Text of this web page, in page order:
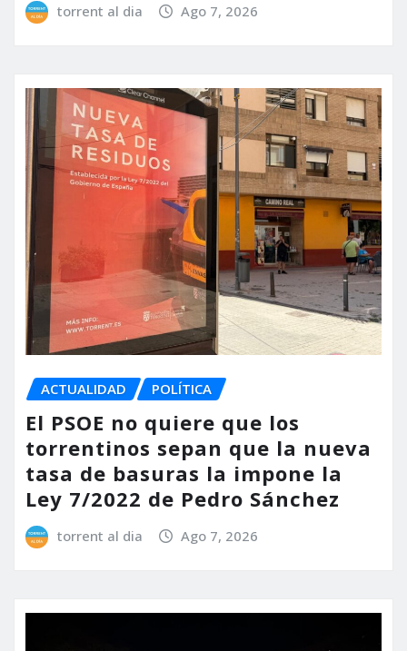
torrent al dia Ago 7, 2026
ACTUALIDAD POLÍTICA
El PSOE no quiere que los
torrentinos sepan que la nueva
tasa de basuras la impone la
Ley 7/2022 de Pedro Sánchez
torrent al dia Ago 7, 2026